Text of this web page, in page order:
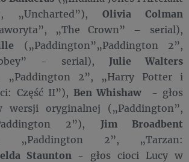
„Uncharted”), Olivia Colman
„The Crown” – serial),
(„Paddington”„Paddington 2”,
- serial), Julie Walters
„Paddington 2”, „Harry Potter i
Część II”), Ben Whishaw - głos
wersji oryginalnej („Paddington”,
2”), Jim Broadbent
„Paddington 2”, „Tarzan:
Staunton -
głos cioci Lucy w